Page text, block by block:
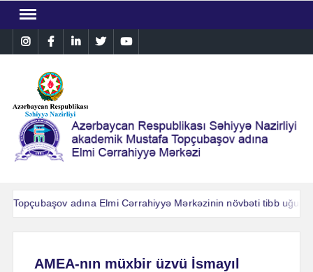
contentInstagramFacebook
LinkedinTwitterYouTube
adına Elmi Cərrahiyyə Mərkəzinin növbəti tibb
AMEA-nın müxbir üzvü İsmayıl